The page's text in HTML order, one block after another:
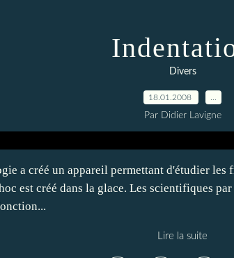
Divers
18.01.2008
Par Didier Lavigne
a créé un appareil permettant d'étudier les
est créé dans la glace. Les scientifiques
Lire la suite